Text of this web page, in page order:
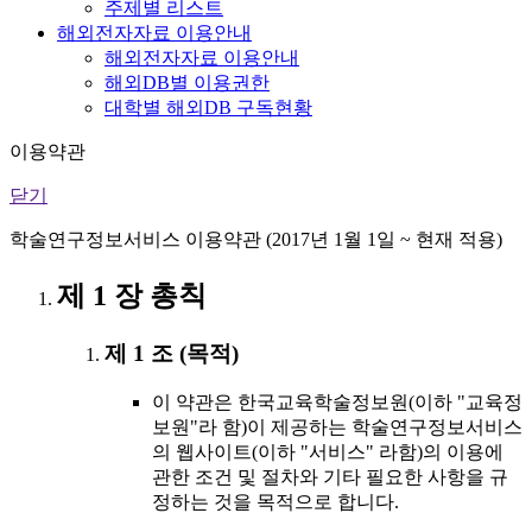
주제별 리스트
해외전자자료 이용안내
해외전자자료 이용안내
해외DB별 이용권한
대학별 해외DB 구독현황
이용약관
닫기
학술연구정보서비스 이용약관 (2017년 1월 1일 ~ 현재 적용)
제 1 장 총칙
제 1 조 (목적)
이 약관은 한국교육학술정보원(이하 "교육정
보원"라 함)이 제공하는 학술연구정보서비스
의 웹사이트(이하 "서비스" 라함)의 이용에
관한 조건 및 절차와 기타 필요한 사항을 규
정하는 것을 목적으로 합니다.